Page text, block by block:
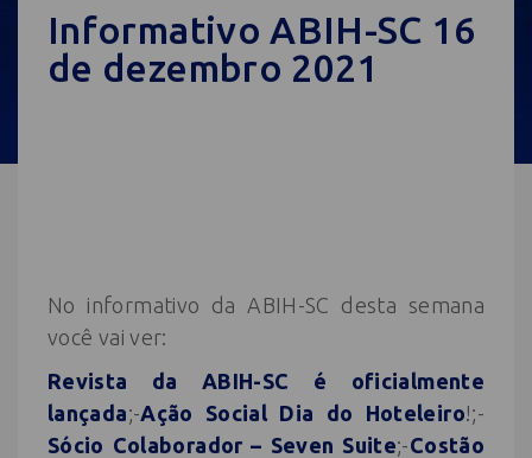
Informativo ABIH-SC 16
de dezembro 2021
No informativo da ABIH-SC desta semana
você vai ver:
Revista da ABIH-SC é oficialmente
lançada;-Ação Social Dia do Hoteleiro!;-
Sócio Colaborador – Seven Suite;-Costão